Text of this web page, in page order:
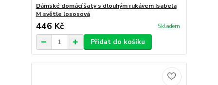
Dámské domácí šaty s dlouhým rukávem Isabela
M světle lososová
446 Kč Skladem
Přidat do košíku